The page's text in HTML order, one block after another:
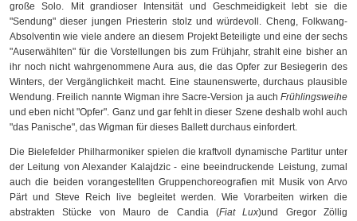
große Solo. Mit grandioser Intensität und Geschmeidigkeit lebt sie die
"Sendung" dieser jungen Priesterin stolz und würdevoll. Cheng, Folkwang-
Absolventin wie viele andere an diesem Projekt Beteiligte und eine der sechs
"Auserwählten" für die Vorstellungen bis zum Frühjahr, strahlt eine bisher an
ihr noch nicht wahrgenommene Aura aus, die das Opfer zur Besiegerin des
Winters, der Vergänglichkeit macht. Eine staunenswerte, durchaus plausible
Wendung. Freilich nannte Wigman ihre Sacre-Version ja auch Frühlingsweihe
und eben nicht "Opfer". Ganz und gar fehlt in dieser Szene deshalb wohl auch
"das Panische", das Wigman für dieses Ballett durchaus einfordert.
Die Bielefelder Philharmoniker spielen die kraftvoll dynamische Partitur unter
der Leitung von Alexander Kalajdzic - eine beeindruckende Leistung, zumal
auch die beiden vorangestellten Gruppenchoreografien mit Musik von Arvo
Pärt und Steve Reich live begleitet werden. Wie Vorarbeiten wirken die
abstrakten Stücke von Mauro de Candia (Fiat Lux)und Gregor Zöllig